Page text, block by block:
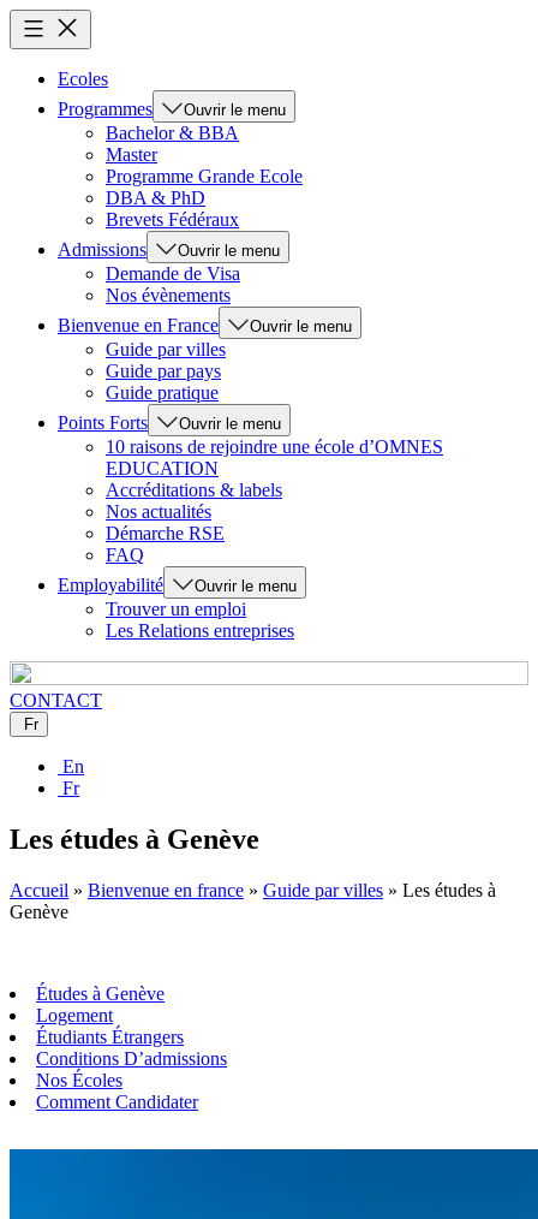
Ecoles
Programmes
Ouvrir le menu
Bachelor & BBA
Master
Programme Grande Ecole
DBA & PhD
Brevets Fédéraux
Admissions
Ouvrir le menu
Demande de Visa
Nos évènements
Bienvenue en France
Ouvrir le menu
Guide par villes
Guide par pays
Guide pratique
Points Forts
Ouvrir le menu
10 raisons de rejoindre une école d’OMNES
EDUCATION
Accréditations & labels
Nos actualités
Démarche RSE
FAQ
Employabilité
Ouvrir le menu
Trouver un emploi
Les Relations entreprises
CONTACT
Fr
En
Fr
Les études à Genève
Accueil » Bienvenue en france » Guide par villes » Les études à
Genève
Études à Genève
Logement
Étudiants Étrangers
Conditions D’admissions
Nos Écoles
Comment Candidater